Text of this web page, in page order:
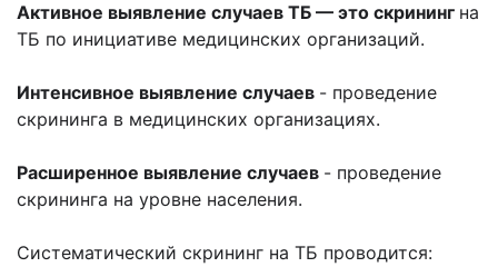
Активное выявление случаев ТБ — это скрининг на
ТБ по инициативе медицинских организаций.
Интенсивное выявление случаев - проведение
скрининга в медицинских организациях.
Расширенное выявление случаев - проведение
скрининга на уровне населения.
Систематический скрининг на ТБ проводится: